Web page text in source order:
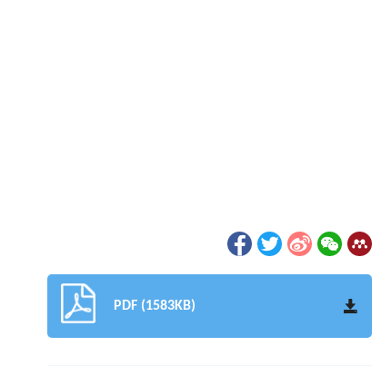
PDF (1583KB)